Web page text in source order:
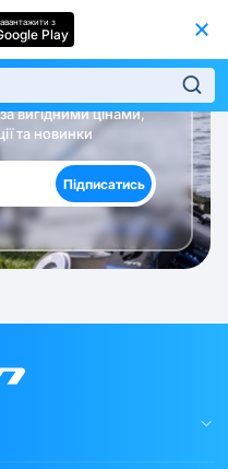
з
Play
вигідними цінами,
та новинки
Підписатись